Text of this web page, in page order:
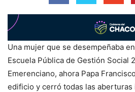
Una mujer que se desempeñaba
Escuela Pública de Gestión Social
Emerenciano, ahora Papa
edificio y cerró todas las aberturas